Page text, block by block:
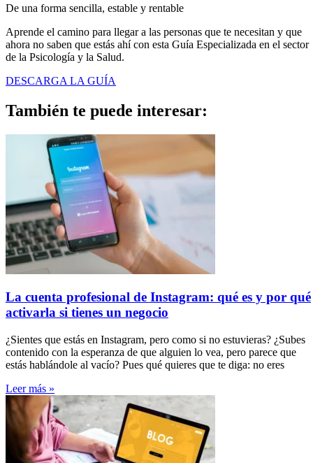
De una forma sencilla, estable y rentable
Aprende el camino para llegar a las personas que te necesitan y que
ahora no saben que estás ahí con esta Guía Especializada en el sector
de la Psicología y la Salud.
DESCARGA LA GUÍA
También te puede interesar:
La cuenta profesional de Instagram: qué es y por qué
activarla si tienes un negocio
¿Sientes que estás en Instagram, pero como si no estuvieras? ¿Subes
contenido con la esperanza de que alguien lo vea, pero parece que
estás hablándole al vacío? Pues qué quieres que te diga: no eres
Leer más »